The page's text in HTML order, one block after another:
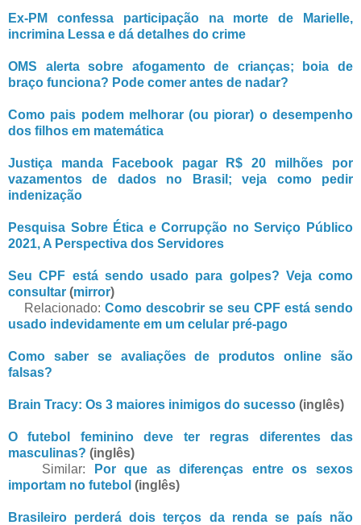
Ex-PM confessa participação na morte de Marielle,
incrimina Lessa e dá detalhes do crime
OMS alerta sobre afogamento de crianças; boia de
braço funciona? Pode comer antes de nadar?
Como pais podem melhorar (ou piorar) o desempenho
dos filhos em matemática
Justiça manda Facebook pagar R$ 20 milhões por
vazamentos de dados no Brasil; veja como pedir
indenização
Pesquisa Sobre Ética e Corrupção no Serviço Público
2021, A Perspectiva dos Servidores
Seu CPF está sendo usado para golpes? Veja como
consultar (mirror)
Relacionado: Como descobrir se seu CPF está sendo
usado indevidamente em um celular pré-pago
Como saber se avaliações de produtos online são
falsas?
Brain Tracy: Os 3 maiores inimigos do sucesso (inglês)
O futebol feminino deve ter regras diferentes das
masculinas? (inglês)
Similar:
Por que as diferenças entre os sexos
importam no futebol (inglês)
Brasileiro perderá dois terços da renda se país não